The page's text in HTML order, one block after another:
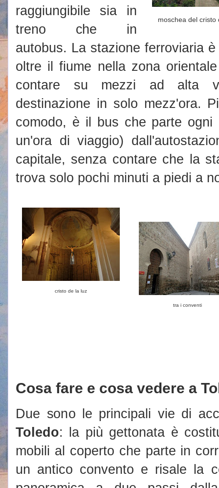
moschea del cristo
raggiungibile sia in
treno che in
autobus. La stazione ferroviaria
oltre il fiume nella zona
contare su mezzi ad alta
destinazione in solo mezz'ora.
comodo, è il bus che parte ogni
un'ora di viaggio)
capitale, senza contare che la
trova solo pochi minuti a piedi a
cristo de la luz
tra i conventi
Cosa fare e cosa vedere a
Due sono le principali vie di
Toledo: la più gettonata è
mobili al coperto che parte in
un antico convento e risale la